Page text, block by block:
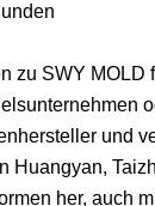
zu SWY MOLD
und
Huangyan,
her, auch